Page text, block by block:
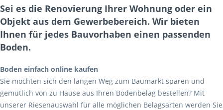
Sei es die Renovierung Ihrer Wohnung oder ein
Objekt aus dem Gewerbebereich. Wir bieten
Ihnen für jedes Bauvorhaben einen passenden
Boden.
Boden einfach online kaufen
Sie möchten sich den langen Weg zum Baumarkt sparen und
gemütlich von zu Hause aus Ihren Bodenbelag bestellen? Mit
unserer Riesenauswahl für alle möglichen Belagsarten werden Sie